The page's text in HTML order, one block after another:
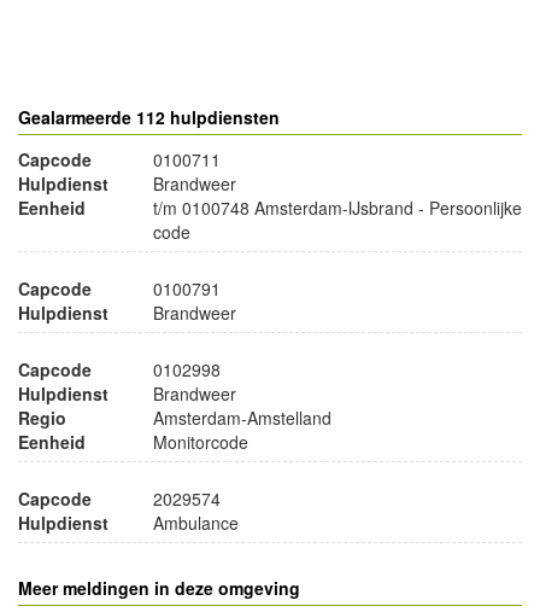
Gealarmeerde 112 hulpdiensten
Capcode
0100711
Hulpdienst
Brandweer
Eenheid
t/m 0100748 Amsterdam-IJsbrand - Persoonlijke
code
Capcode
0100791
Hulpdienst
Brandweer
Capcode
0102998
Hulpdienst
Brandweer
Regio
Amsterdam-Amstelland
Eenheid
Monitorcode
Capcode
2029574
Hulpdienst
Ambulance
Meer meldingen in deze omgeving